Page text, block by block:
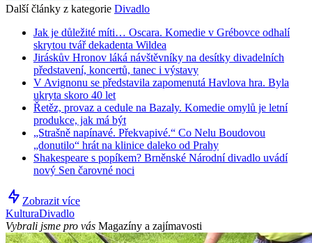
Další články z kategorie Divadlo
Jak je důležité míti… Oscara. Komedie v Grébovce odhalí
skrytou tvář dekadenta Wildea
Jiráskův Hronov láká návštěvníky na desítky divadelních
představení, koncertů, tanec i výstavy
V Avignonu se představila zapomenutá Havlova hra. Byla
ukryta skoro 40 let
Řetěz, provaz a cedule na Bazaly. Komedie omylů je letní
produkce, jak má být
„Strašně napínavé. Překvapivé.“ Co Nelu Boudovou
„donutilo“ hrát na klinice daleko od Prahy
Shakespeare s popíkem? Brněnské Národní divadlo uvádí
nový Sen čarovné noci
Zobrazit více
KulturaDivadlo
Vybrali jsme pro vás Magazíny a zajímavosti